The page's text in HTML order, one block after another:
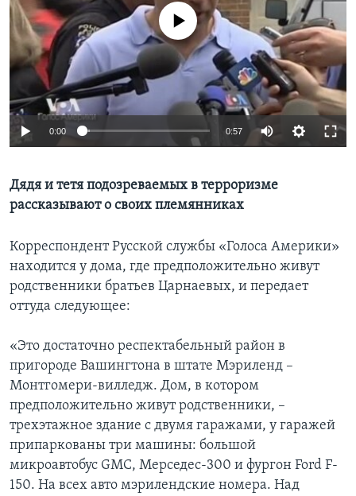
Learning English
СОЦИАЛЬНЫЕ СЕТИ
Языки
No media source currently available
0:00 0:57
Дядя и тетя подозреваемых в терроризме
рассказывают о своих племянниках
Корреспондент Русской службы «Голоса Америки»
находится у дома, где предположительно живут
родственники братьев Царнаевых, и передает
оттуда следующее:
«Это достаточно респектабельный район в
пригороде Вашингтона в штате Мэриленд –
Монтгомери-вилледж. Дом, в котором
предположительно живут родственники, –
трехэтажное здание с двумя гаражами, у гаражей
припаркованы три машины: большой
микроавтобус GMC, Мерседес-300 и фургон Ford F-
150. На всех авто мэрилендские номера. Над